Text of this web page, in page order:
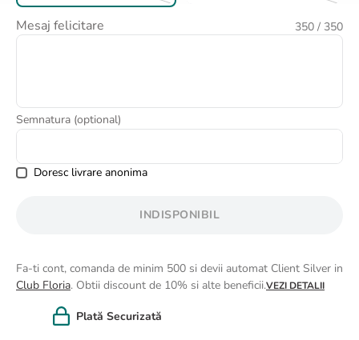
Mesaj felicitare 350 / 350
Semnatura (optional)
Doresc livrare anonima
INDISPONIBIL
Fa-ti cont, comanda de minim 500 si devii automat Client Silver in
Club Floria. Obtii discount de 10% si alte beneficii.VEZI DETALII
Felicitare cadou
7.
buchet crini
8.
buchet trandafiri